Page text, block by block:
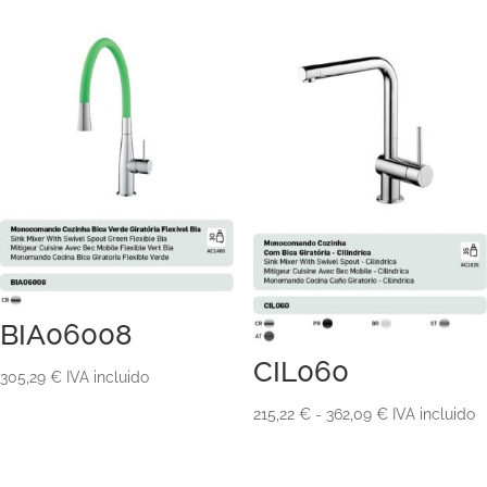
236,79 €
hasta
BIA06008
305,29 € IVA incluido CIL060
215,22 € - 362,09 €Rango
IVA incluido